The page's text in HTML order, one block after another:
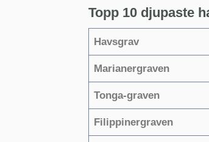
Topp 10 djupaste
Havsgrav
Marianergraven
Tonga-graven
Filippinergraven